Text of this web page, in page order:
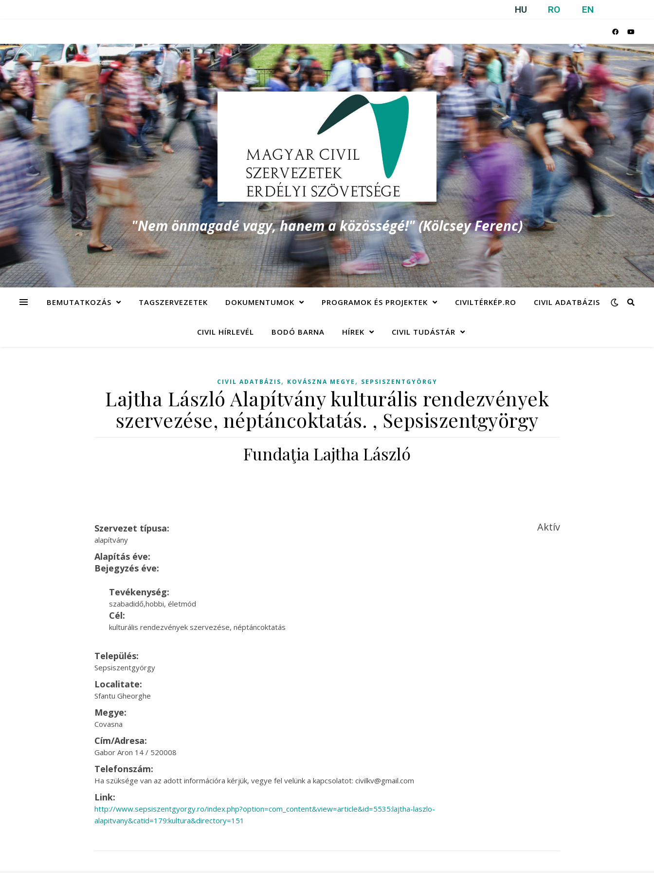
HU RO EN
"Nem önmagadé vagy, hanem a közösségé!" (Kölcsey Ferenc)
BEMUTATKOZÁS TAGSZERVEZETEK DOKUMENTUMOK PROGRAMOK ÉS PROJEKTEK CIVILTÉRKÉP.RO CIVIL ADATBÁZIS
CIVIL HÍRLEVÉL BODÓ BARNA HÍREK CIVIL TUDÁSTÁR
CIVIL ADATBÁZIS, KOVÁSZNA MEGYE , SEPSISZENTGYÖRGY
Lajtha László Alapítvány kulturális rendezvények
szervezése, néptáncoktatás. , Sepsiszentgyörgy
Fundaţia Lajtha László
Szervezet típusa:
alapítvány
Aktív
Alapítás éve:
Bejegyzés éve:
Tevékenység:
szabadidő,hobbi, életmód
Cél:
kulturális rendezvények szervezése, néptáncoktatás
Település:
Sepsiszentgyörgy
Localitate:
Sfantu Gheorghe
Megye:
Covasna
Cím/Adresa:
Gabor Aron 14 / 520008
Telefonszám:
Ha szüksége van az adott információra kérjük, vegye fel velünk a kapcsolatot: civilkv@gmail.com
Link:
http://www.sepsiszentgyorgy.ro/index.php?option=com_content&view=article&id=5535:lajtha-laszlo-
alapitvany&catid=179:kultura&directory=151